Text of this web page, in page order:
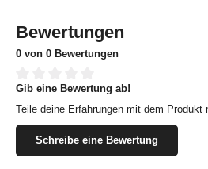
Bewertungen
0 von 0 Bewertungen
Durchschnittliche Bewertung von 0 von 5
Gib eine Bewertung ab!
Teile deine Erfahrungen mit dem Produkt
Schreibe eine Bewertung